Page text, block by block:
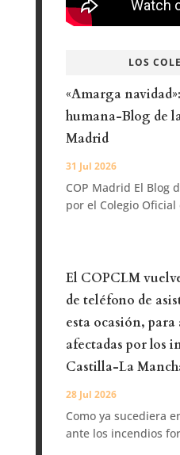
LOS
«Amarga
humana-Blog de
Madrid
31 Jul 2026
COP Madrid El Blog
por el Colegio
El COPCLM
de teléfono de
esta ocasión, para
afectadas por los
Castilla-La
28 Jul 2026
Como ya sucediera
ante los incendios